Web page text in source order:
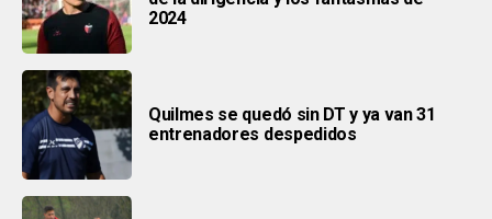
2024
Quilmes se quedó sin DT y ya van 31
entrenadores despedidos